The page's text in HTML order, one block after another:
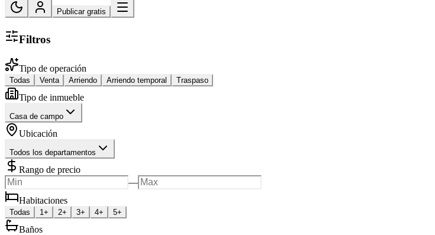
Publicar gratis
Filtros
Tipo de operación
Todas Venta Arriendo Arriendo temporal Traspaso
Tipo de inmueble
Casa de campo
Ubicación
Todos los departamentos
Rango de precio
—
Habitaciones
Todas 1+ 2+ 3+ 4+ 5+
Baños